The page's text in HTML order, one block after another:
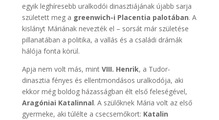
egyik leghíresebb uralkodói dinasztiájának újabb sarja
született meg a greenwich-i Placentia palotában. A
kislányt Máriának nevezték el – sorsát már születése
pillanatában a politika, a vallás és a családi drámák
hálója fonta körül.
Apja nem volt más, mint VIII. Henrik, a Tudor-
dinasztia fényes és ellentmondásos uralkodója, aki
ekkor még boldog házasságban élt első feleségével,
Aragóniai Katalinnal. A szülőknek Mária volt az első
gyermeke, aki túlélte a csecsemőkort: Katalin